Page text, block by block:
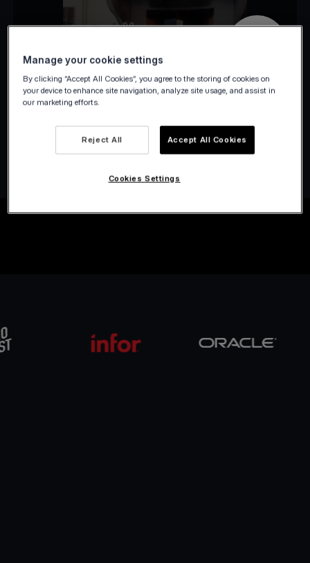
Manage your cookie settings
By clicking “Accept All Cookies”, you agree to the storing of cookies on
your device to enhance site navigation, analyze site usage, and assist in
our marketing efforts.
Reject All Accept All Cookies
Cookies Settings